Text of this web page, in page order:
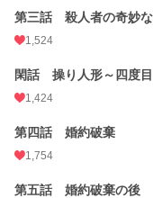
累計ポイント
第三話 殺人者の奇妙
1,524
閑話 操り人形～四度
1,424
第四話 婚約破棄
1,754
第五話 婚約破棄の後